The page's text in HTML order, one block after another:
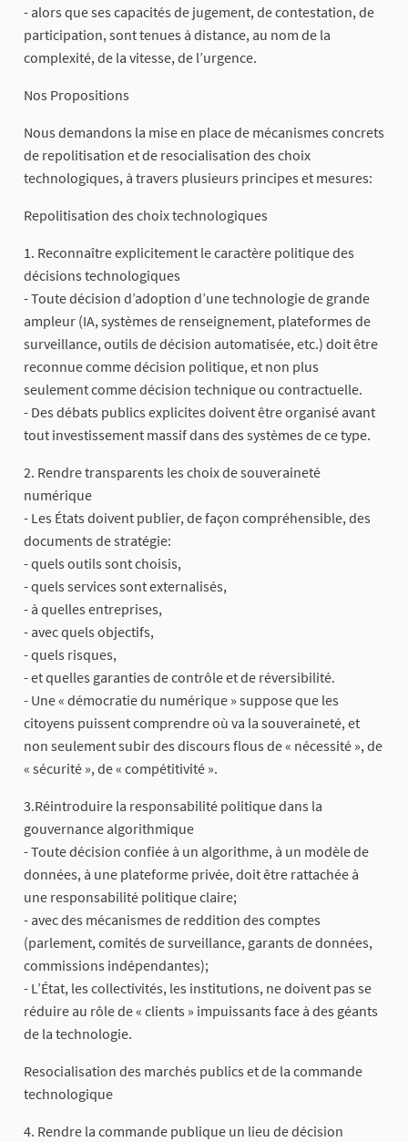
- alors que ses capacités de jugement, de contestation, de
participation, sont tenues à distance, au nom de la
complexité, de la vitesse, de l’urgence.
Nos Propositions
Nous demandons la mise en place de mécanismes concrets
de repolitisation et de resocialisation des choix
technologiques, à travers plusieurs principes et mesures:
Repolitisation des choix technologiques
1. Reconnaître explicitement le caractère politique des
décisions technologiques
- Toute décision d’adoption d’une technologie de grande
ampleur (IA, systèmes de renseignement, plateformes de
surveillance, outils de décision automatisée, etc.) doit être
reconnue comme décision politique, et non plus
seulement comme décision technique ou contractuelle.
- Des débats publics explicites doivent être organisé avant
tout investissement massif dans des systèmes de ce type.
2. Rendre transparents les choix de souveraineté
numérique
- Les États doivent publier, de façon compréhensible, des
documents de stratégie:
- quels outils sont choisis,
- quels services sont externalisés,
- à quelles entreprises,
- avec quels objectifs,
- quels risques,
- et quelles garanties de contrôle et de réversibilité.
- Une « démocratie du numérique » suppose que les
citoyens puissent comprendre où va la souveraineté, et
non seulement subir des discours flous de « nécessité », de
« sécurité », de « compétitivité ».
3.Réintroduire la responsabilité politique dans la
gouvernance algorithmique
- Toute décision confiée à un algorithme, à un modèle de
données, à une plateforme privée, doit être rattachée à
une responsabilité politique claire;
- avec des mécanismes de reddition des comptes
(parlement, comités de surveillance, garants de données,
commissions indépendantes);
- L’État, les collectivités, les institutions, ne doivent pas se
réduire au rôle de « clients » impuissants face à des géants
de la technologie.
Resocialisation des marchés publics et de la commande
technologique
4. Rendre la commande publique un lieu de décision